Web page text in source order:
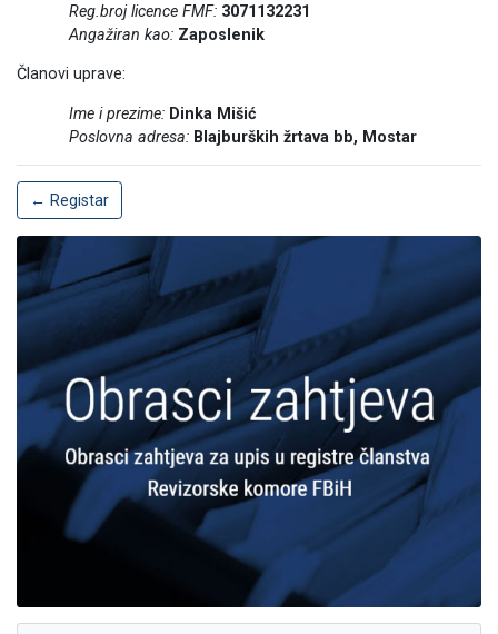
Reg.broj licence FMF: 3071132231
Angažiran kao: Zaposlenik
Članovi uprave:
Ime i prezime: Dinka Mišić
Poslovna adresa: Blajburških žrtava bb, Mostar
← Registar